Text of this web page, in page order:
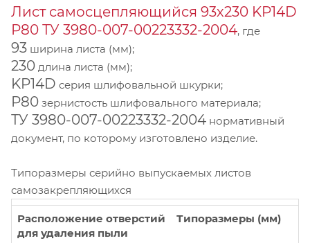
Лист самосцепляющийся 93х230 KP14D
Р80 ТУ 3980-007-00223332-2004, где
93 ширина листа (мм);
230 длина листа (мм);
KP14D серия шлифовальной шкурки;
Р80 зернистость шлифовального материала;
ТУ 3980-007-00223332-2004 нормативный
документ, по которому изготовлено изделие.
Типоразмеры серийно выпускаемых листов
самозакрепляющихся
Расположение отверстий
для удаления пыли
Типоразмеры (мм)